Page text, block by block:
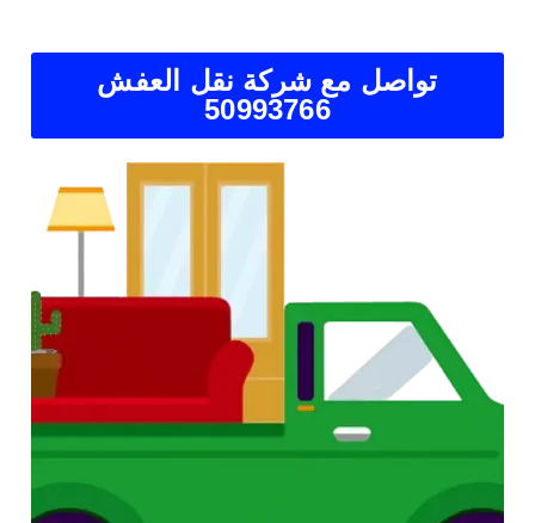
تواصل مع شركة نقل العفش
50993766